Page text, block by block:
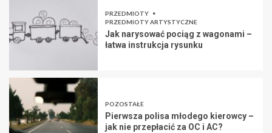
PRZEDMIOTY
PRZEDMIOTY ARTYSTYCZNE
Jak narysować pociąg z wagonami –
łatwa instrukcja rysunku
POZOSTAŁE
Pierwsza polisa młodego kierowcy –
jak nie przepłacić za OC i AC?